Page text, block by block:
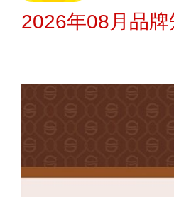
2026年08月品